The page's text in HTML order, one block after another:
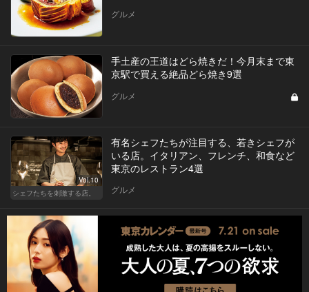
グルメ
手土産の王道はどら焼きだ！今月末まで東
京駅で買える絶品どら焼き9選
グルメ
Vol.10
シェフたちを刺激する店。
有名シェフたちが注目する、若きシェフが
いる店。イタリアン、フレンチ、和食など
東京のレストラン4選
グルメ